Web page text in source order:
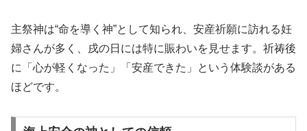
主祭神は“命を導く神”として知られ、安産祈願に訪れる妊
婦さんが多く、戌の日には特に賑わいを見せます。祈祷後
に「心が軽くなった」「安産できた」という体験談がある
ほどです。